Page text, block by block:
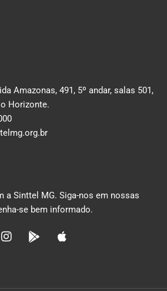
Amazonas, 491, 5º andar, salas 501,
Horizonte.
a Sinttel MG. Siga-nos em nossas
se bem informado.